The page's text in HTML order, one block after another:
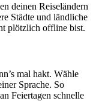
deinen Reiseländern
Städte und ländliche
plötzlich offline bist.
mal hakt. Wähle
Sprache. So
Feiertagen schnelle